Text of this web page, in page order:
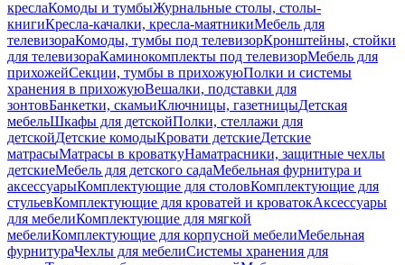
креслаКомоды и тумбыЖурнальные столы, столы-
книгиКресла-качалки, кресла-маятникиМебель для
телевизораКомоды, тумбы под телевизорКронштейны, стойки
для телевизораКаминокомплекты под телевизорМебель для
прихожейСекции, тумбы в прихожуюПолки и системы
хранения в прихожуюВешалки, подставки для
зонтовБанкетки, скамьиКлючницы, газетницыДетская
мебельШкафы для детскойПолки, стеллажи для
детскойДетские комодыКровати детскиеДетские
матрасыМатрасы в кроваткуНаматрасники, защитные чехлы
детскиеМебель для детского садаМебельная фурнитура и
аксессуарыКомплектующие для столовКомплектующие для
стульевКомплектующие для кроватей и кроватокАксессуары
для мебелиКомплектующие для мягкой
мебелиКомплектующие для корпусной мебелиМебельная
фурнитураЧехлы для мебелиСистемы хранения для